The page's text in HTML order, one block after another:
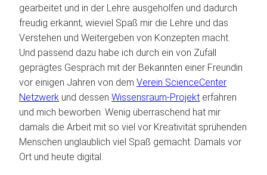
gearbeitet und in der Lehre ausgeholfen und dadurch
freudig erkannt, wieviel Spaß mir die Lehre und das
Verstehen und Weitergeben von Konzepten macht.
Und passend dazu habe ich durch ein von Zufall
geprägtes Gespräch mit der Bekannten einer Freundin
vor einigen Jahren von dem Verein ScienceCenter
Netzwerk und dessen Wissensraum-Projekt erfahren
und mich beworben. Wenig überraschend hat mir
damals die Arbeit mit so viel vor Kreativität sprühenden
Menschen unglaublich viel Spaß gemacht. Damals vor
Ort und heute digital.